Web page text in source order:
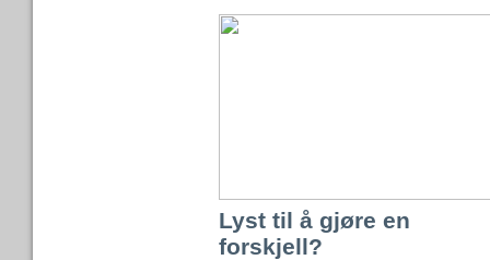
Lyst til å gjøre en
forskjell?